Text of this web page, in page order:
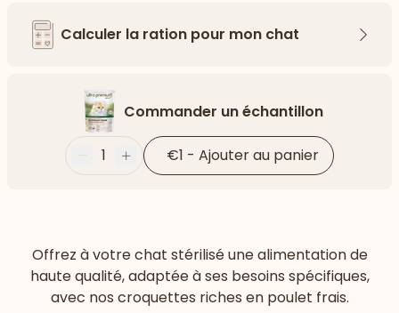
Calculer la ration pour mon chat
Commander un échantillon
Moins
1 Plus €1 - Ajouter au panier
Offrez à votre chat stérilisé une alimentation de
haute qualité, adaptée à ses besoins spécifiques,
avec nos croquettes riches en poulet frais.